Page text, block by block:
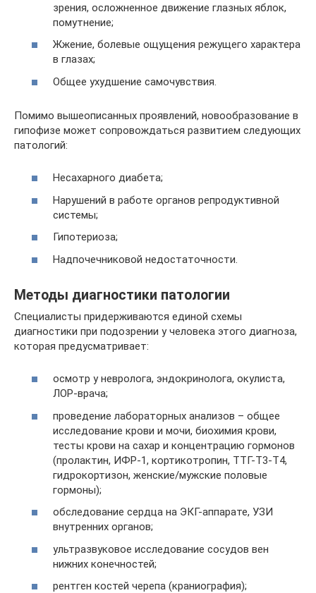
зрения, осложненное движение глазных яблок,
помутнение;
Жжение, болевые ощущения режущего характера
в глазах;
Общее ухудшение самочувствия.
Помимо вышеописанных проявлений, новообразование в
гипофизе может сопровождаться развитием следующих
патологий:
Несахарного диабета;
Нарушений в работе органов репродуктивной
системы;
Гипотериоза;
Надпочечниковой недостаточности.
Методы диагностики патологии
Специалисты придерживаются единой схемы
диагностики при подозрении у человека этого диагноза,
которая предусматривает:
осмотр у невролога, эндокринолога, окулиста,
ЛОР-врача;
проведение лабораторных анализов – общее
исследование крови и мочи, биохимия крови,
тесты крови на сахар и концентрацию гормонов
(пролактин, ИФР-1, кортикотропин, ТТГ-Т3-Т4,
гидрокортизон, женские/мужские половые
гормоны);
обследование сердца на ЭКГ-аппарате, УЗИ
внутренних органов;
ультразвуковое исследование сосудов вен
нижних конечностей;
рентген костей черепа (краниография);